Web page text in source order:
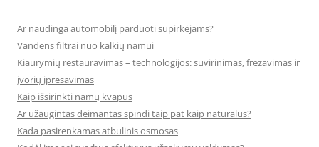
Ar naudinga automobilį parduoti supirkėjams?
Vandens filtrai nuo kalkių namui
Kiaurymių restauravimas – technologijos: suvirinimas, frezavimas ir
įvorių įpresavimas
Kaip išsirinkti namų kvapus
Ar užaugintas deimantas spindi taip pat kaip natūralus?
Kada pasirenkamas atbulinis osmosas